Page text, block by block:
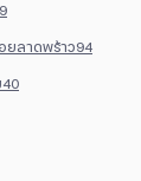
ยลาดพร้าว94